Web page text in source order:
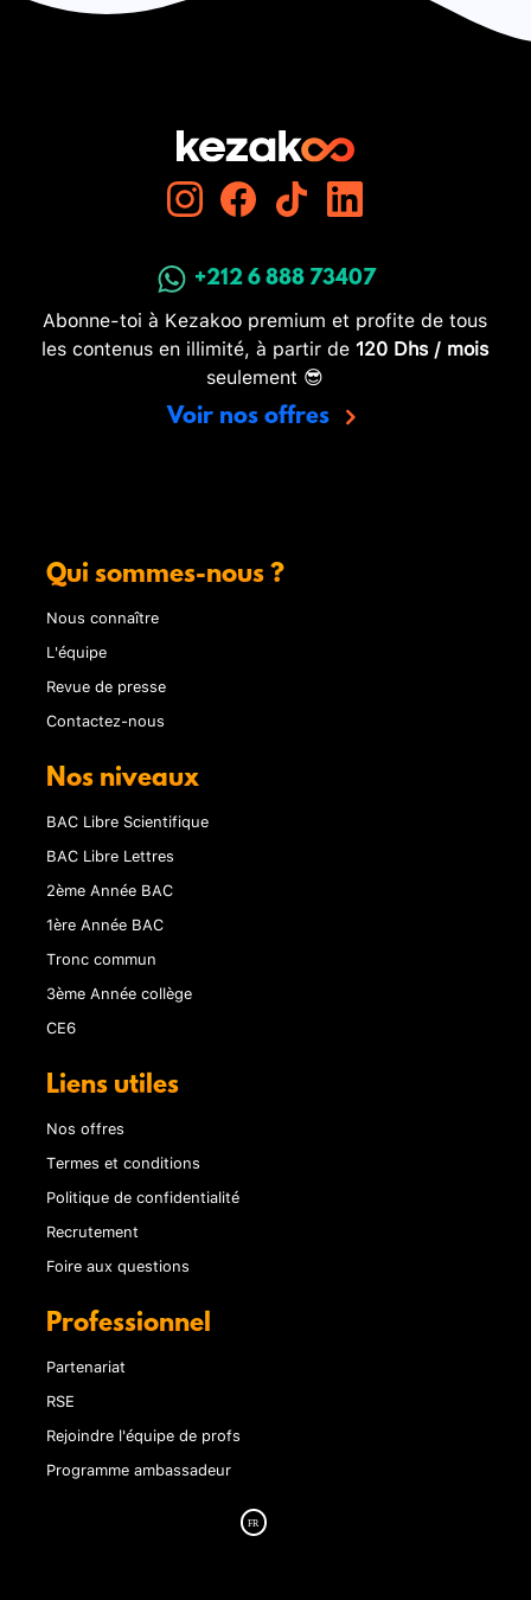
+212 6 888 73407
Abonne-toi à Kezakoo premium et profite de tous
les contenus en illimité, à partir de 120 Dhs / mois
seulement 😎
Voir nos offres
Qui sommes-nous ?
Nous connaître
L'équipe
Revue de presse
Contactez-nous
Nos niveaux
BAC Libre Scientifique
BAC Libre Lettres
2ème Année BAC
1ère Année BAC
Tronc commun
3ème Année collège
CE6
Liens utiles
Nos offres
Termes et conditions
Politique de confidentialité
Recrutement
Foire aux questions
Professionnel
Partenariat
RSE
Rejoindre l'équipe de profs
Programme ambassadeur